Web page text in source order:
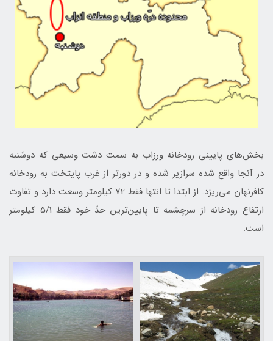
بخش‌های پایینی رودخانه ورزاب به سمت دشت وسیعی که دوشنبه
در آنجا واقع شده سرازير شده و در دورتر از غرب پایتخت به رودخانه
کافرنهان می‌ريزد. از ابتدا تا انتها فقط 72 کیلومتر وسعت دارد و تفاوت
ارتفاع رودخانه از سرچشمه تا پایین‌ترین حدّ خود فقط 5/1 کیلومتر
است.